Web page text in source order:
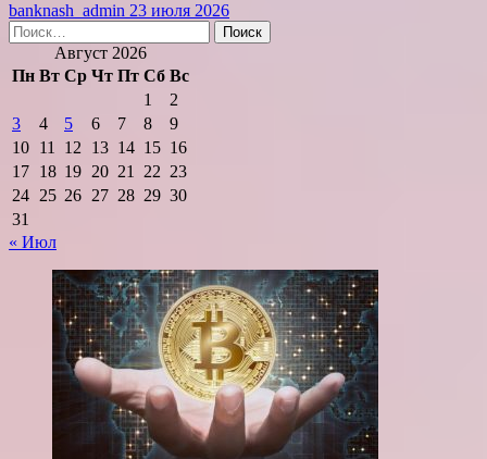
banknash_admin 23 июля 2026
Найти:
Август 2026
Пн Вт Ср Чт Пт Сб Вс
1
2
3
4 5 6 7 8
9
10 11 12 13 14 15 16
17 18 19 20 21 22 23
24 25 26 27 28 29 30
31
« Июл